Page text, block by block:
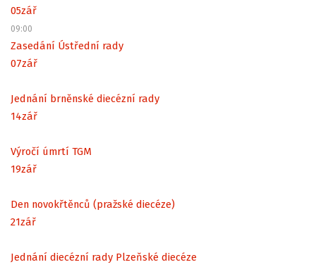
05zář
09:00
Zasedání Ústřední rady
07zář
Jednání brněnské diecézní rady
14zář
Výročí úmrtí TGM
19zář
Den novokřtěnců (pražské diecéze)
21zář
Jednání diecézní rady Plzeňské diecéze